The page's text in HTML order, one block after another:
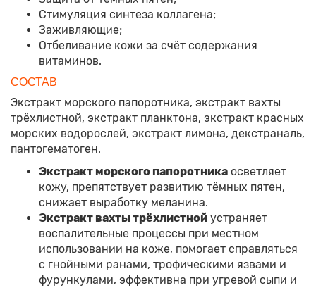
Стимуляция синтеза коллагена;
Заживляющие;
Отбеливание кожи за счёт содержания
витаминов.
СОСТАВ
Экстракт морского папоротника, экстракт вахты
трёхлистной, экстракт планктона, экстракт красных
морских водорослей, экстракт лимона, декстраналь,
пантогематоген.
Экстракт морского папоротника осветляет
кожу, препятствует развитию тёмных пятен,
снижает выработку меланина.
Экстракт вахты трёхлистной устраняет
воспалительные процессы при местном
использовании на коже, помогает справляться
с гнойными ранами, трофическими язвами и
фурункулами, эффективна при угревой сыпи и